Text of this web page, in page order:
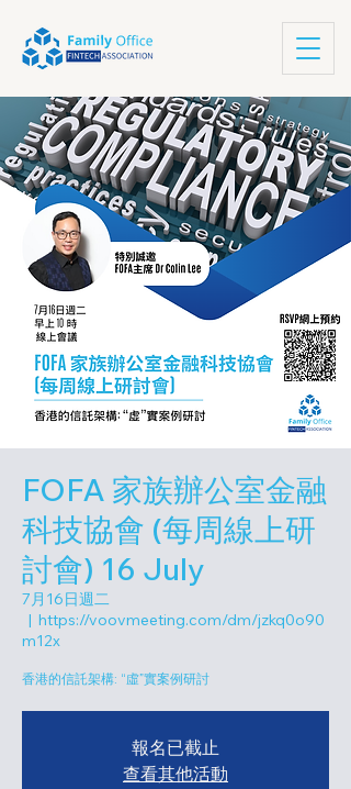
FOFA 家族辦公室金融
科技協會 (每周線上研
討會) 16 July
7月16日週二
  |
https://voovmeeting.com/dm/jzkq0o90
m12x
香港的信託架構: “虛”實案例研討
報名已截止
查看其他活動